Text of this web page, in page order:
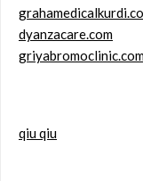
dyanzacare.com
qiu qiu